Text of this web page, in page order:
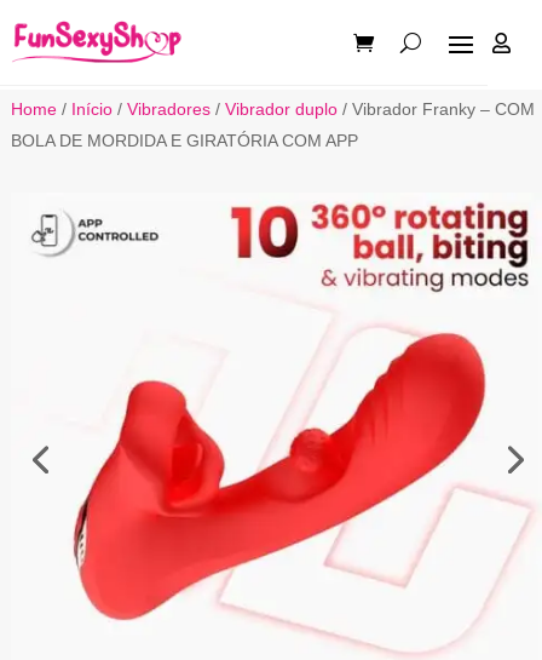

Home/ Início/ Vibradores/ Vibrador duplo/ Vibrador Franky – COM
BOLA DE MORDIDA E GIRATÓRIA COM APP